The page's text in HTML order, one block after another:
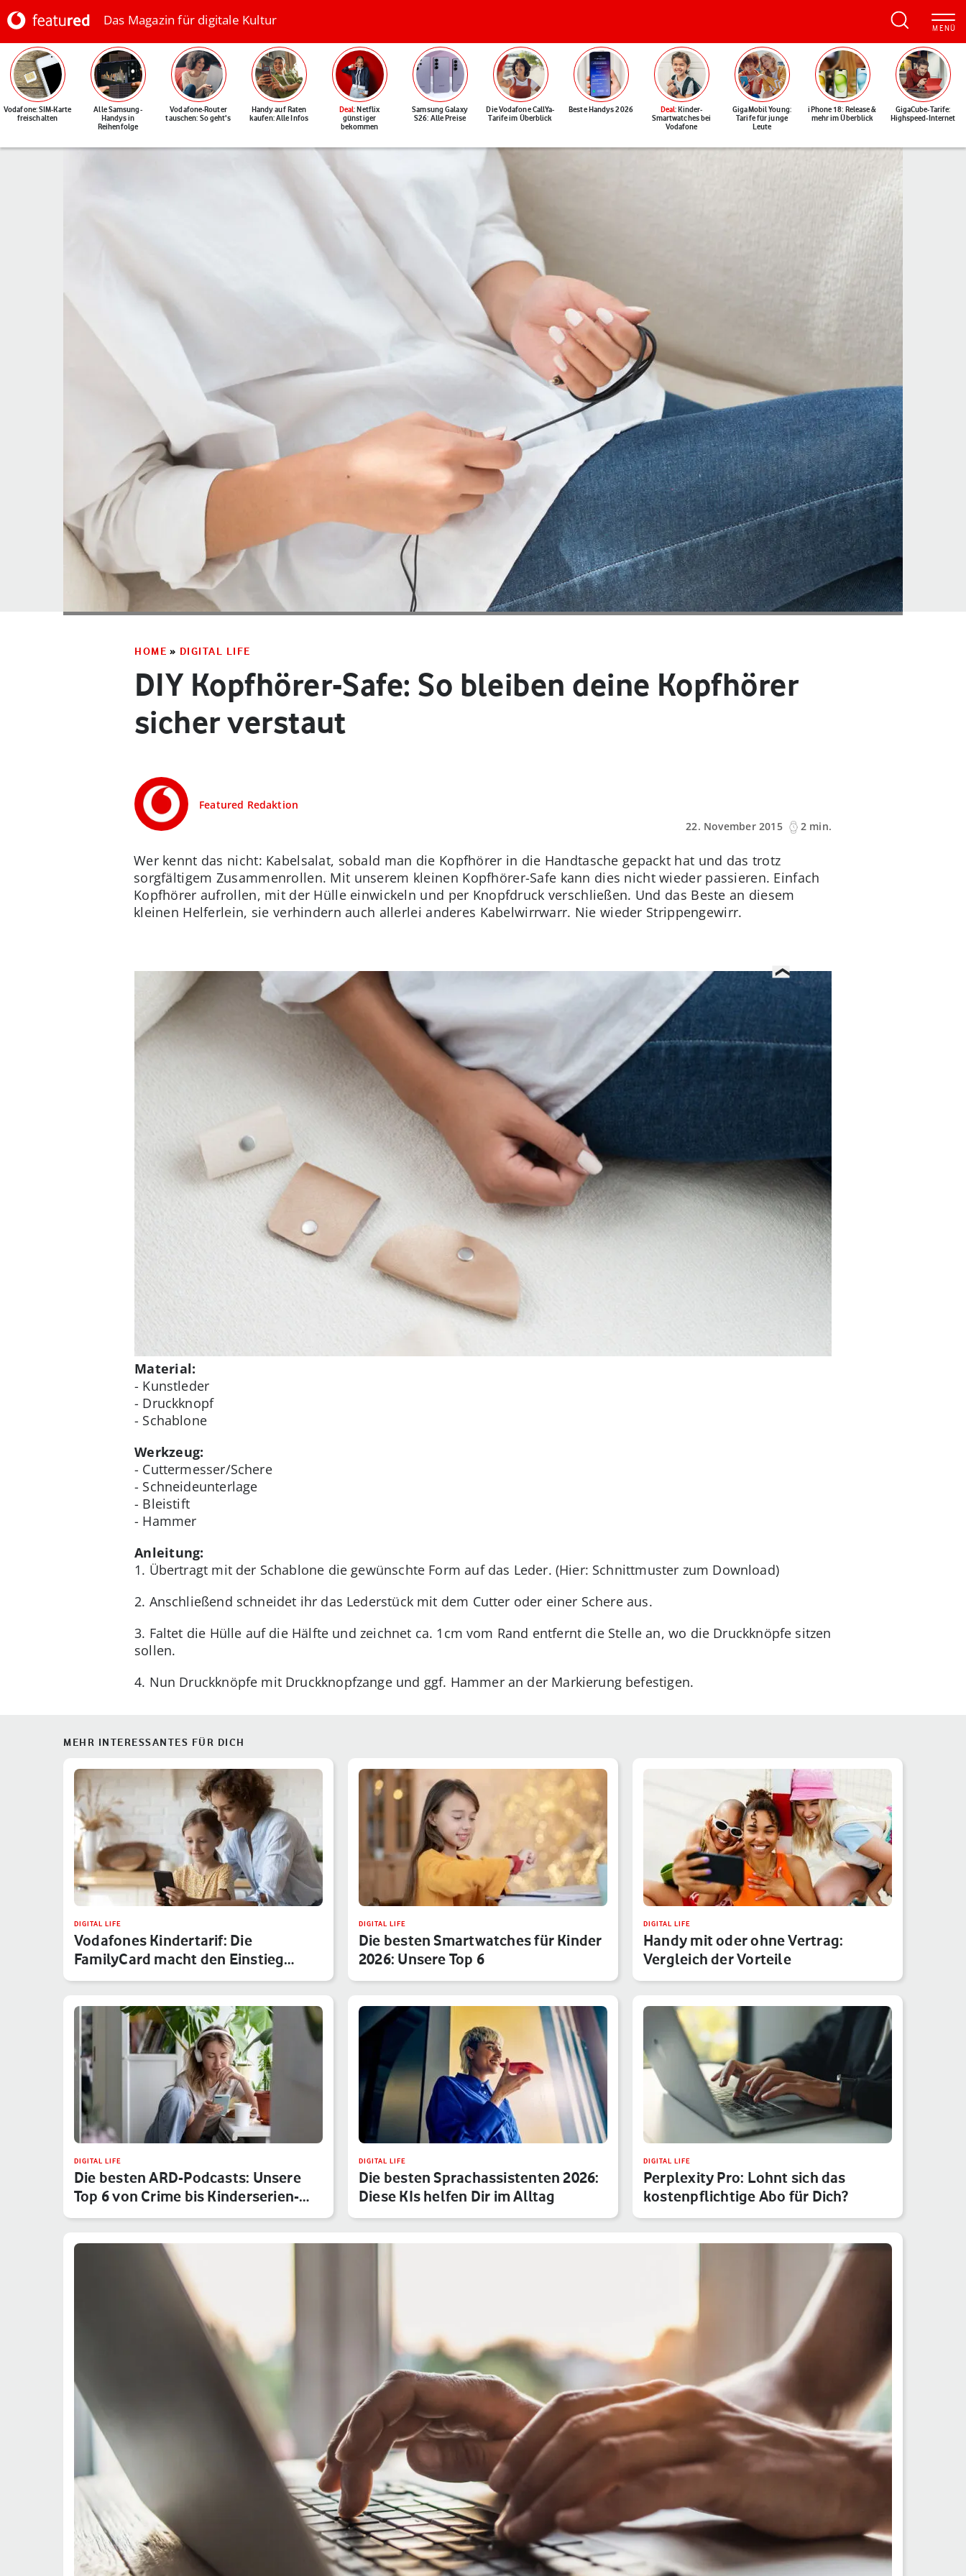
Das Magazin für digitale Kultur
Vodafone: SIM-Karte
freischalten
Alle Samsung-
Handys in
Reihenfolge
Vodafone-Router
tauschen: So geht's
Handy auf Raten
kaufen: Alle Infos
Deal: Netflix
günstiger
bekommen
Samsung Galaxy
S26: Alle Preise
Die Vodafone CallYa-
Tarife im Überblick
Beste Handys 2026 Deal: Kinder-
Smartwatches bei
Vodafone
GigaMobil Young:
Tarife für junge
Leute
iPhone 18: Release &
mehr im Überblick
GigaCube-Tarife:
Highspeed-Internet
HOME » DIGITAL LIFE
DIY Kopfhörer-Safe: So bleiben deine Kopfhörer
sicher verstaut
Featured Redaktion
22. November 2015
2 min.
Wer kennt das nicht: Kabelsalat, sobald man die Kopfhörer in die Handtasche gepackt hat und das trotz
sorgfältigem Zusammenrollen. Mit unserem kleinen Kopfhörer-Safe kann dies nicht wieder passieren. Einfach
Kopfhörer aufrollen, mit der Hülle einwickeln und per Knopfdruck verschließen. Und das Beste an diesem
kleinen Helferlein, sie verhindern auch allerlei anderes Kabelwirrwarr. Nie wieder Strippengewirr.
Material:
- Kunstleder
- Druckknopf
- Schablone
Werkzeug:
- Cuttermesser/Schere
- Schneideunterlage
- Bleistift
- Hammer
Anleitung:
1. Übertragt mit der Schablone die gewünschte Form auf das Leder. (Hier: Schnittmuster zum Download)
2. Anschließend schneidet ihr das Lederstück mit dem Cutter oder einer Schere aus.
3. Faltet die Hülle auf die Hälfte und zeichnet ca. 1cm vom Rand entfernt die Stelle an, wo die Druckknöpfe sitzen
sollen.
4. Nun Druckknöpfe mit Druckknopfzange und ggf. Hammer an der Markierung befestigen.
MEHR INTERESSANTES FÜR DICH
DIGITAL LIFE
Vodafones Kindertarif: Die
FamilyCard macht den Einstieg
sicher
DIGITAL LIFE
Die besten Smartwatches für Kinder
2026: Unsere Top 6
DIGITAL LIFE
Handy mit oder ohne Vertrag:
Vergleich der Vorteile
DIGITAL LIFE
Die besten ARD-Podcasts: Unsere
Top 6 von Crime bis Kinderserien-…
DIGITAL LIFE
Die besten Sprachassistenten 2026:
Diese KIs helfen Dir im Alltag
DIGITAL LIFE
Perplexity Pro: Lohnt sich das
kostenpflichtige Abo für Dich?